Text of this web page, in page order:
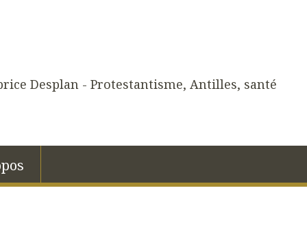
Desplan - Protestantisme, Antilles, santé